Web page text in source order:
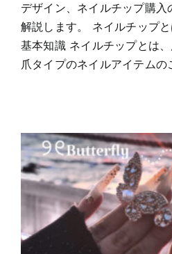
デザイン、ネイルチップ購入
解説します。 ネイルチップ
基本知識 ネイルチップとは
爪タイプのネイルアイテム